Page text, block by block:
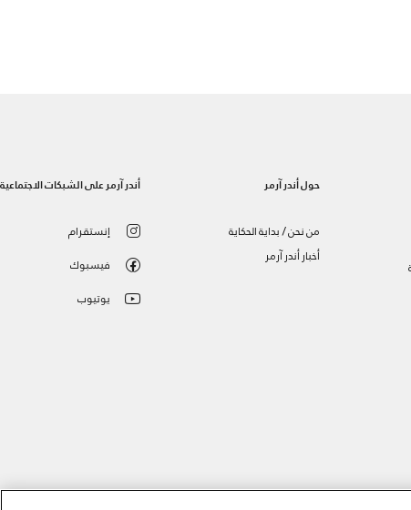
حول أندر آرمر
من نحن / بداية الحكاية
أخبار أندر آرمر
أندر آرمر على الشبكات الاجتماعية
إنستقرام
فيسبوك
يوتيوب